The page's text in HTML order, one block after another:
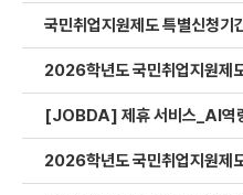
국민취업지원제도 특별신청
2026학년도 국민취업지원제
[JOBDA] 제휴 서비스_AI역
2026학년도 국민취업지원제